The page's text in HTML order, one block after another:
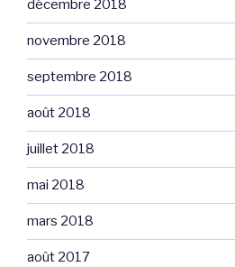
décembre 2018
novembre 2018
septembre 2018
août 2018
juillet 2018
mai 2018
mars 2018
août 2017